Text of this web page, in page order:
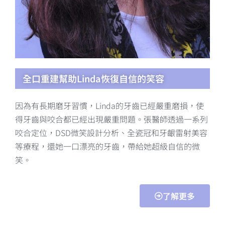
全口重建幫助Linda恢復自信的笑容
因為有長期磨牙習慣，Linda的牙齒已經嚴重磨損，使
得牙齒與咬合都已經出現嚴重問題。張醫師透過一系列
咬合定位，DSD微笑設計分析、全瓷冠和牙齦雷射美容
等療程，還她一口漂亮的牙齒，帶給她超級自信的微
笑。
了解更多